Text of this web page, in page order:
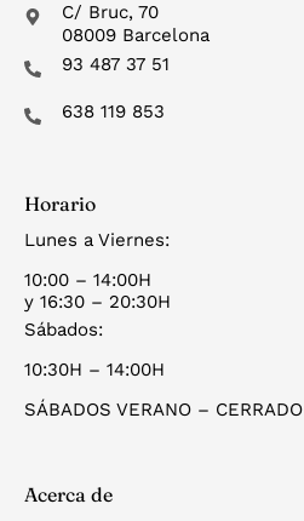
C/ Bruc, 70
08009 Barcelona
93 487 37 51
638 119 853
Horario
Lunes a Viernes:
10:00 – 14:00H
y 16:30 – 20:30H
Sábados:
10:30H – 14:00H
SÁBADOS VERANO – CERRADO
Acerca de